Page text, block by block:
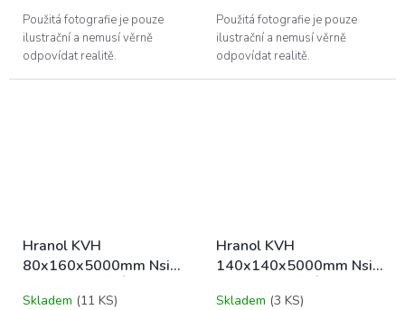
Použitá fotografie je pouze
ilustrační a nemusí věrně
odpovídat realitě.
Použitá fotografie je pouze
ilustrační a nemusí věrně
odpovídat realitě.
Hranol KVH
80x160x5000mm Nsi
Skladem (11 KS)
Hranol KVH
140x140x5000mm Nsi
Skladem (3 KS)